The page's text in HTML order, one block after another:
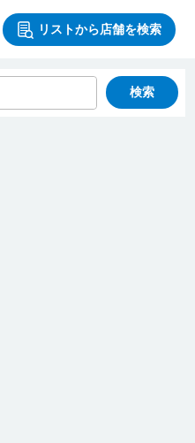
リストから店舗を検索
検索